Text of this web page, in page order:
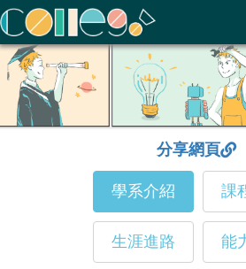
ColleGo! 大學選才與高中育才輔助系統
分享網頁
學系介紹 課
生涯進路 能